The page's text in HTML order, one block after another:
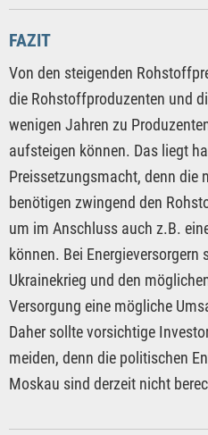
FAZIT
Von den steigenden
die Rohstoffproduzenten und
wenigen Jahren zu
aufsteigen können. Das liegt
Preissetzungsmacht, denn die
benötigen zwingend den
um im Anschluss auch z.B.
können. Bei
Ukrainekrieg und den
Versorgung eine mögliche
Daher sollte vorsichtige
meiden, denn die politischen
Moskau sind derzeit nicht